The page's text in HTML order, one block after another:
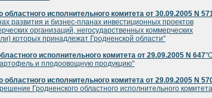
областного исполнительного комитета от 30.09.2005 N
развития и бизнес-планах инвестиционных проектов
организаций, негосударственных коммерческих
которых принадлежат Гродненской области"
исполнительного комитета от 29.09.2005 N 647
и плодоовощную продукцию"
областного исполнительного комитета от 29.09.2005 N
Гродненского областного исполнительного